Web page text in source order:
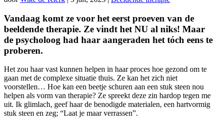
Vandaag komt ze voor het eerst proeven van de
beeldende therapie. Ze vindt het NU al niks! Maar
de psycholoog had haar aangeraden het tóch eens te
proberen.
Het zou haar vast kunnen helpen in haar proces hoe gezond om te
gaan met de complexe situatie thuis. Ze kan het zich niet
voorstellen… Hoe kan een beetje schuren aan een stuk steen nou
helpen als vorm van therapie? Ze spreekt deze zin hardop tegen me
uit. Ik glimlach, geef haar de benodigde materialen, een hartvormig
stuk steen en zeg; “Laat je maar verrassen”.